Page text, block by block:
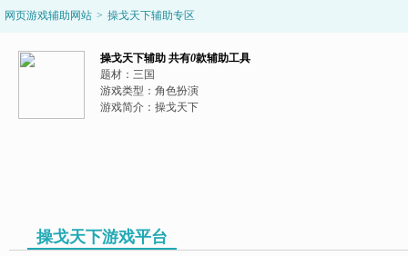
网页游戏辅助网站 > 操戈天下辅助专区
操戈天下辅助 共有0款辅助工具
题材： 三国
游戏类型： 角色扮演
游戏简介： 操戈天下
操戈天下游戏平台